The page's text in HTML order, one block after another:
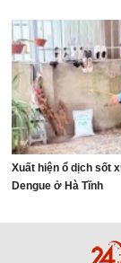
Xuất hiện ổ dịch sốt
Dengue ở Hà Tĩnh